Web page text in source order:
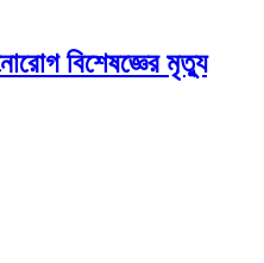
বিশেষজ্ঞের মৃত্যু